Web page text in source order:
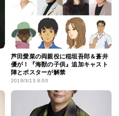
芦田愛菜の両親役に稲垣吾郎＆蒼井
優が！『海獣の子供』追加キャスト
陣とポスターが解禁
2019/3/13 8:00